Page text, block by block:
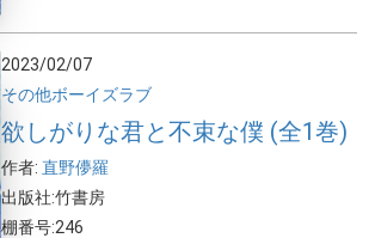
2023/02/07
その他ボーイズラブ
欲しがりな君と不束な僕 (全1巻)
作者: 直野儚羅
出版社:竹書房
棚番号:246